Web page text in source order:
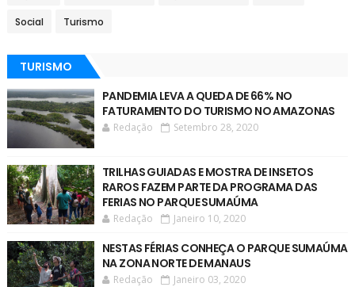
Social Turismo
TURISMO
PANDEMIA LEVA A QUEDA DE 66% NO
FATURAMENTO DO TURISMO NO AMAZONAS
Redação Setembro 28, 2020
TRILHAS GUIADAS E MOSTRA DE INSETOS
RAROS FAZEM PARTE DA PROGRAMA DAS
FERIAS NO PARQUE SUMAÚMA
Redação Janeiro 10, 2020
NESTAS FÉRIAS CONHEÇA O PARQUE SUMAÚMA
NA ZONA NORTE DE MANAUS
Redação Janeiro 03, 2020